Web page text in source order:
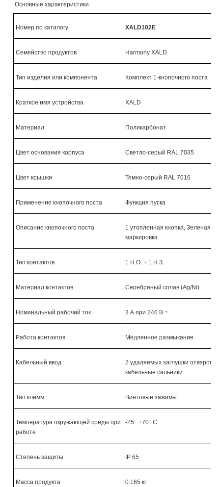
Основные характеристики
Номер по каталогу XALD102E
Семейство продуктов Harmony XALD
Тип изделия или компонента Комплект 1-кнопочного поста
Краткое имя устройства XALD
Материал Поликарбонат
Цвет основания корпуса Светло-серый RAL 7035
Цвет крышки Темно-серый RAL 7016
Применение кнопочного поста Функция пуска
Описание кнопочного поста
1 утопленная кнопка, Зеленая
маркировка
Тип контактов 1 Н.О. + 1 Н.З.
Материал контактов Серебряный сплав (Ag/Ni)
Номинальный рабочий ток 3 А при 240 В ~
Работа контактов Медленное размыкание
Кабельный ввод
2 удаляемых заглушки
кабельные сальники
Тип клемм Винтовые зажимы
Температура окружающей среды при
работе
-25...+70 °C
Степень защиты IP 65
Масса продукта 0.165 кг